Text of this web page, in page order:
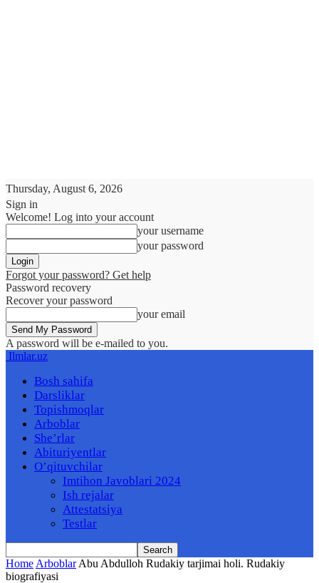
Thursday, August 6, 2026
Sign in
Welcome! Log into your account
your username
your password
Forgot your password? Get help
Password recovery
Recover your password
your email
A password will be e-mailed to you.
Ilmlar.uz
Bosh sahifa
Darsliklar
Topishmoqlar
Arboblar
She’rlar
Abituriyentlar
O’qituvchilar
Imtihon Javoblari 2024
Ish rejalar
Attestatsiya
Testlar
Home Arboblar Abu Abdulloh Rudakiy tarjimai holi. Rudakiy
biografiyasi